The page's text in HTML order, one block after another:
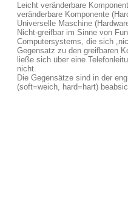
Leicht veränderbare
veränderbare Komponente
Universelle Maschine
Nicht-greifbar im Sinne von
Computersystems, die sich
Gegensatz zu den greifbaren
ließe sich über eine
nicht.
Die Gegensätze sind in der
(soft=weich, hard=hart)